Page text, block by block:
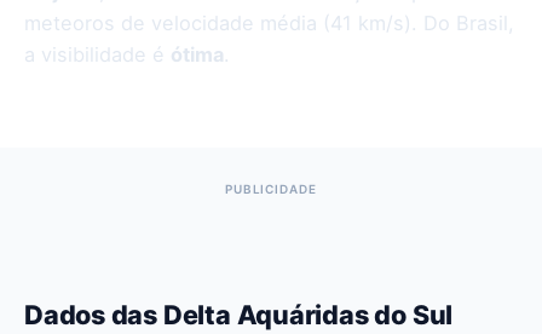
meteoros de velocidade média (41 km/s). Do Brasil,
a visibilidade é ótima.
Dados das Delta Aquáridas do Sul